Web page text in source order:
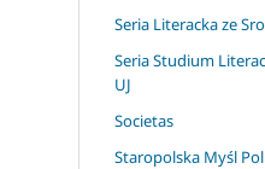
Seria Literacka ze
Seria Studium
UJ
Societas
Staropolska Myśl